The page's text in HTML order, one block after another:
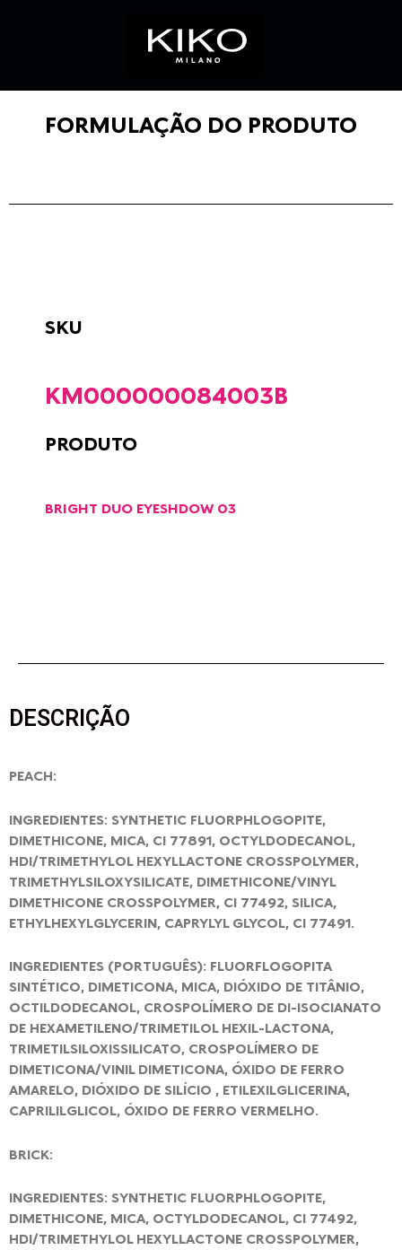
FORMULAÇÃO DO PRODUTO
SKU
KM000000084003B
PRODUTO
BRIGHT DUO EYESHDOW 03
DESCRIÇÃO
PEACH:
INGREDIENTES: SYNTHETIC FLUORPHLOGOPITE,
DIMETHICONE, MICA, CI 77891, OCTYLDODECANOL,
HDI/TRIMETHYLOL HEXYLLACTONE CROSSPOLYMER,
TRIMETHYLSILOXYSILICATE, DIMETHICONE/VINYL
DIMETHICONE CROSSPOLYMER, CI 77492, SILICA,
ETHYLHEXYLGLYCERIN, CAPRYLYL GLYCOL, CI 77491.
INGREDIENTES (PORTUGUÊS): FLUORFLOGOPITA
SINTÉTICO, DIMETICONA, MICA, DIÓXIDO DE TITÂNIO,
OCTILDODECANOL, CROSPOLÍMERO DE DI-ISOCIANATO
DE HEXAMETILENO/TRIMETILOL HEXIL-LACTONA,
TRIMETILSILOXISSILICATO, CROSPOLÍMERO DE
DIMETICONA/VINIL DIMETICONA, ÓXIDO DE FERRO
AMARELO, DIÓXIDO DE SILÍCIO , ETILEXILGLICERINA,
CAPRILILGLICOL, ÓXIDO DE FERRO VERMELHO.
BRICK:
INGREDIENTES: SYNTHETIC FLUORPHLOGOPITE,
DIMETHICONE, MICA, OCTYLDODECANOL, CI 77492,
HDI/TRIMETHYLOL HEXYLLACTONE CROSSPOLYMER,